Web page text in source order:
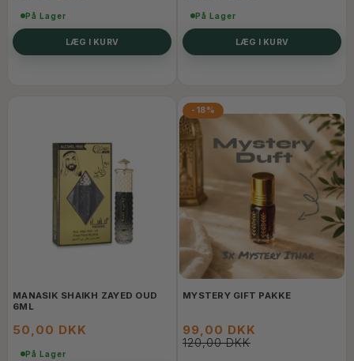
På Lager
LÆG I KURV
På Lager
LÆG I KURV
MANASIK SHAIKH ZAYED OUD
6ML
50,00 DKK
På Lager
-18%
MYSTERY GIFT PAKKE
99,00 DKK
120,00 DKK